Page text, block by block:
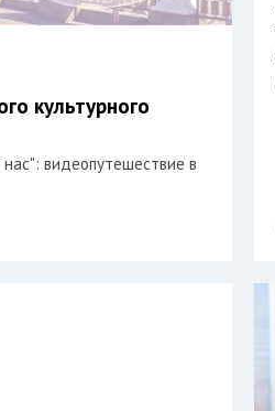
культурного
видеопутешествие в